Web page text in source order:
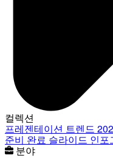
컬렉션
프레젠테이션 트렌드
준비 완료 슬라이드 인포
분야